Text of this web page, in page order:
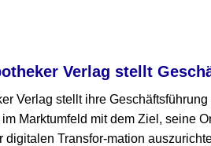
Verlag stellt
Verlag stellt ihre
Marktumfeld mit dem Ziel, seine
Transfor-mation